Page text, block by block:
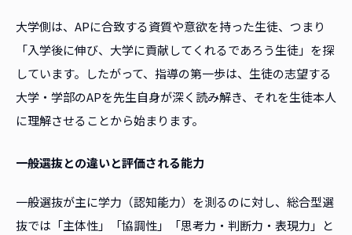
大学側は、APに合致する資質や意欲を持った生徒、つまり
「入学後に伸び、大学に貢献してくれるであろう生徒」を探
しています。したがって、指導の第一歩は、生徒の志望する
大学・学部のAPを先生自身が深く読み解き、それを生徒本人
に理解させることから始まります。
一般選抜との違いと評価される能力
一般選抜が主に学力（認知能力）を測るのに対し、総合型選
抜では「主体性」「協調性」「思考力・判断力・表現力」と